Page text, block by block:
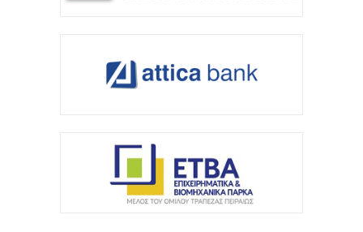
Κορυφώνεται η έξοδος των εκδρομέων – Στο 100%
η πληρότητα σε πολλά δρομολόγια για...
ΥΠΑΑΤ: Επιπλέον 12,5 εκατ. ευρώ στις
Περιφέρειες για την ενίσχυση της βιοασφάλειας